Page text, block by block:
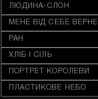
ЛЮДИНА-СЛОН
МЕНЕ ВІД СЕБЕ ВЕРНЕ
РАН
ХЛІБ І СІЛЬ
ПОРТРЕТ КОРОЛЕВИ
ПЛАСТИКОВЕ НЕБО